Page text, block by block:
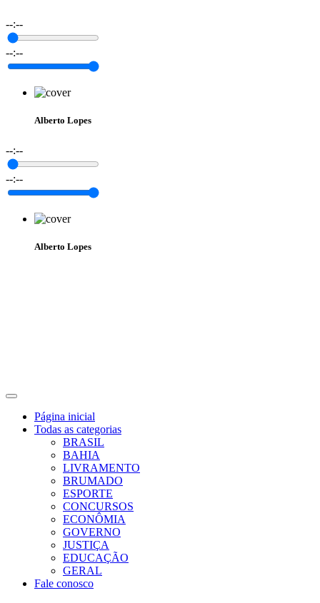
--:--
--:--
Alberto Lopes
--:--
--:--
Alberto Lopes
Página inicial
Todas as categorias
BRASIL
BAHIA
LIVRAMENTO
BRUMADO
ESPORTE
CONCURSOS
ECONÔMIA
GOVERNO
JUSTIÇA
EDUCAÇÃO
GERAL
Fale conosco